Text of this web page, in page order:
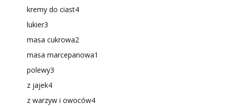
kremy do ciast4
lukier3
masa cukrowa2
masa marcepanowa1
polewy3
z jajek4
z warzyw i owoców4